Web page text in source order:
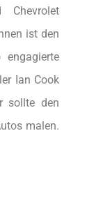
Chevrolet
ist den
Ian Cook
sollte den
malen.